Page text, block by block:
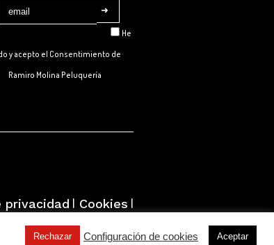
He
y acepto el Consentimiento de
Ramiro Molina Peluquería
privacidad | Cookies |
de compra
Rechazar Configuración de cookies Aceptar